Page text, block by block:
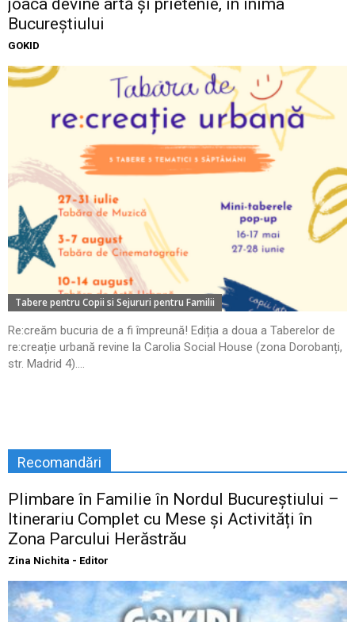
Bucureștiului
GOKID
Tabere pentru Copii si Sejururi pentru Familii
Re:creăm bucuria de a fi împreună! Ediția a doua a Taberelor de
re:creație urbană revine la Carolia Social House (zona Dorobanți,
str. Madrid 4)....
Recomandări
Plimbare în Familie în Nordul Bucureștiului –
Itinerariu Complet cu Mese și Activități în
Zona Parcului Herăstrău
Zina Nichita - Editor